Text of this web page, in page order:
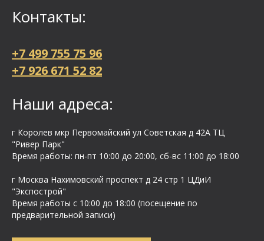
Контакты:
+7 499 755 75 96
+7 926 671 52 82
Наши адреса:
г Королев мкр Первомайский ул Cоветская д 42А ТЦ
"Ривер Парк"
Время работы: пн-пт 10:00 до 20:00, сб-вс 11:00 до 18:00
г Москва Нахимовский проспект д 24 стр 1 ЦДиИ
"Экспострой"
Время работы с 10:00 до 18:00 (посещение по
предварительной записи)